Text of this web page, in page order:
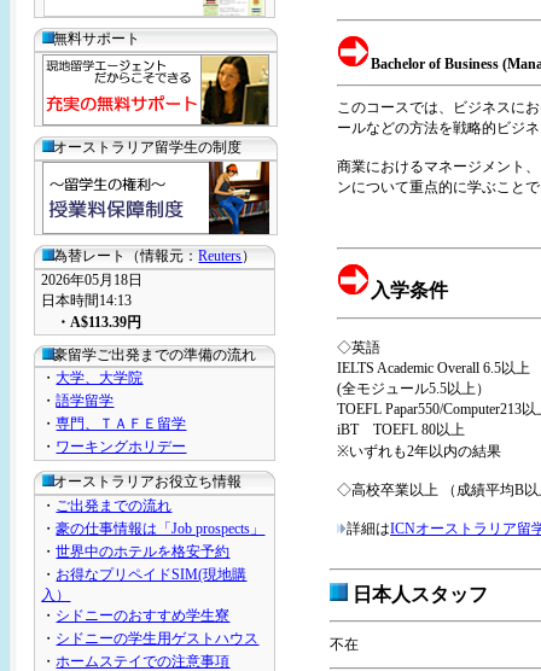
無料サポート
オーストラリア留学生の制度
為替レート（情報元：Reuters）
2026年05月18日
日本時間14:13
・A$113.39円
豪留学ご出発までの準備の流れ
・大学、大学院
・語学留学
・専門、ＴＡＦＥ留学
・ ワーキングホリデー
オーストラリアお役立ち情報
・ ご出発までの流れ
・豪の仕事情報は「Job prospects」
・世界中のホテルを格安予約
・ お得なプリペイドSIM(現地購
入）
・ シドニーのおすすめ学生寮
・ シドニーの学生用ゲストハウス
・ホームステイでの注意事項
Bachelor of Business
このコースでは、ビジネスに
ールなどの方法を戦略的ビジ
商業におけるマネージメント
ンについて重点的に学ぶこと
入学条件
◇英語
IELTS Academic Overall 6.5以上
(全モジュール5.5以上）
TOEFL Papar550/Computer213以
iBT TOEFL 80以上
※いずれも2年以内の結果
◇高校卒業以上 （成績平均B以
詳細はICNオーストラリア留
日本人スタッフ
不在